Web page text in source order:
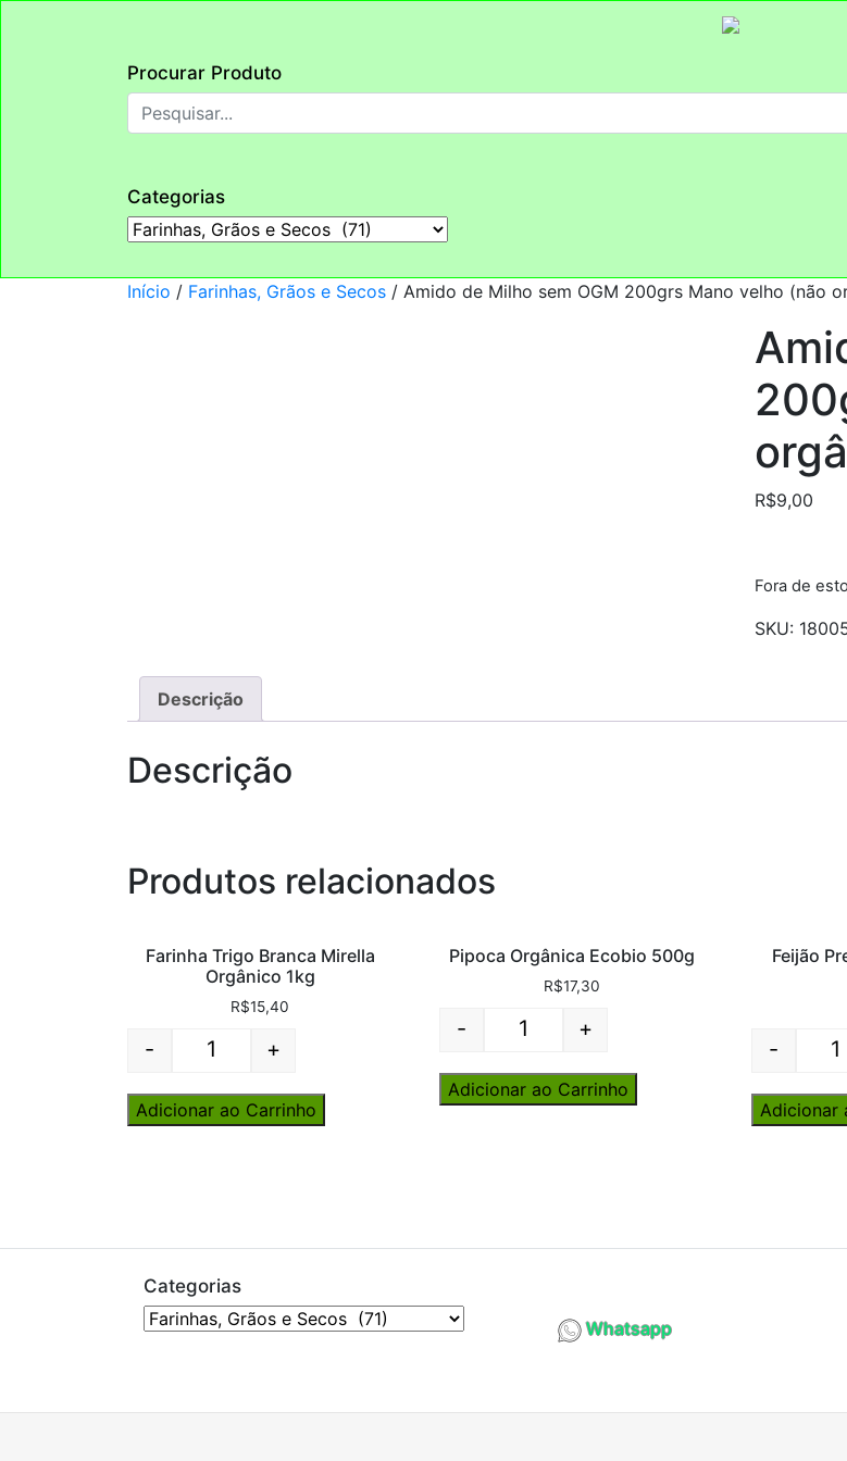
Procurar Produto
Categorias
Início / Farinhas, Grãos e Secos / Amido de Milho sem OGM 200grs Mano velho (não
R$9,00
Fora de
SKU:
Descrição
Descrição
Produtos relacionados
Farinha Trigo Branca Mirella
Orgânico 1kg
R$15,40
Quantity
- +
Adicionar ao Carrinho
Pipoca Orgânica Ecobio 500g
R$17,30
Quantity
- +
Adicionar ao Carrinho
Feijão
-
Adicionar
Categorias
Whatsapp